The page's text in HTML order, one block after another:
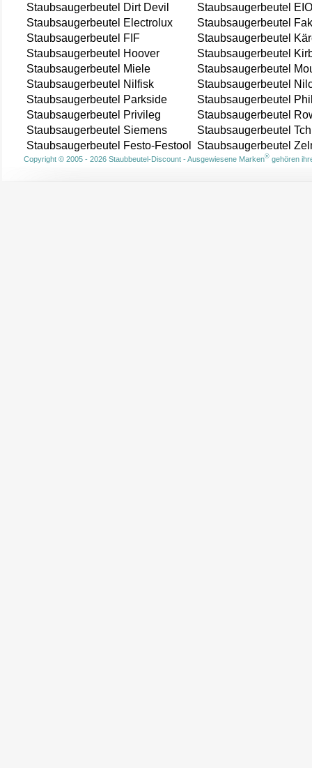
Staubsaugerbeutel Dirt Devil
Staubsaugerbeutel
Staubsaugerbeutel Electrolux
Staubsaugerbeutel
Staubsaugerbeutel FIF
Staubsaugerbeutel
Staubsaugerbeutel Hoover
Staubsaugerbeutel
Staubsaugerbeutel Miele
Staubsaugerbeutel
Staubsaugerbeutel Nilfisk
Staubsaugerbeutel
Staubsaugerbeutel Parkside
Staubsaugerbeutel
Staubsaugerbeutel Privileg
Staubsaugerbeutel
Staubsaugerbeutel Siemens
Staubsaugerbeutel
Staubsaugerbeutel Festo-Festool
Staubsaugerbeutel
Copyright © 2005 - 2026 Staubbeutel-Discount - Ausgewiesene Marken®gehören